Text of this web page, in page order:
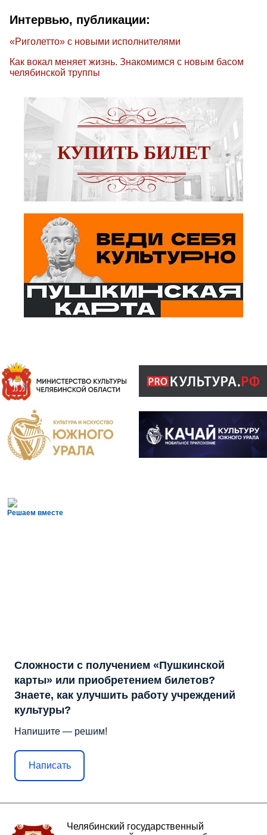
Интервью, публикации:
«Риголетто» с новыми исполнителями
Как вокал меняет жизнь. Знакомимся с новым басом
челябинской труппы
КУПИТЬ БИЛЕТ
Решаем вместе
Сложности с получением «Пушкинской
карты» или приобретением билетов?
Знаете, как улучшить работу учреждений
культуры?
Напишите — решим!
Написать
Челябинский государственный